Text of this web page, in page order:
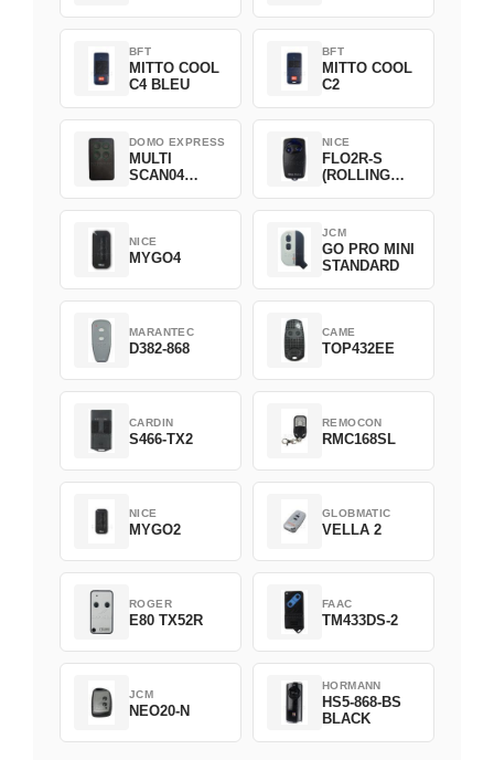
BFT
MITTO COOL
C4 BLEU
BFT
MITTO COOL
C2
DOMO EXPRESS
MULTI
SCAN04
NICE
FLO2R-S
(ROLLING
NICE
MYGO4
JCM
GO PRO MINI
STANDARD
MARANTEC
D382-868
CAME
TOP432EE
CARDIN
S466-TX2
REMOCON
RMC168SL
NICE
MYGO2
GLOBMATIC
VELLA 2
ROGER
E80 TX52R
FAAC
TM433DS-2
JCM
NEO20-N
HORMANN
HS5-868-BS
BLACK